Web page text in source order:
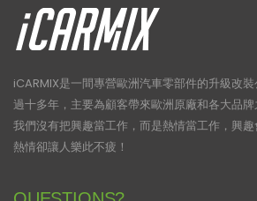
iCARMIX是一間專營歐洲汽車零部件的升級改
過十多年，主要為顧客帶來歐洲原廠和各大品牌
我們沒有把興趣當工作，而是熱情當工作，興趣
熱情卻讓人樂此不疲！